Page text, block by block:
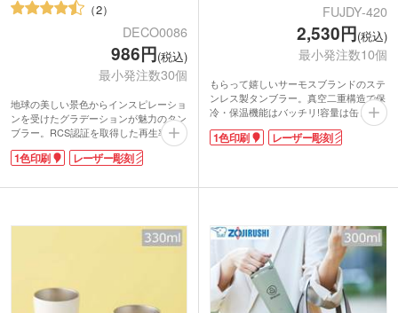
2
DECO0086
986円(税込)
最小発注数30個
地球の美しい景色からインスピレーショ
ンを受けたグラデーションが魅力のタン
ブラー。RCS認証を取得した再生率90%
のステンレスを採用しています。保冷温
効果を保つ真空二重構造。350ml容量で
表面にはオリジナル印刷が可能です。ワ
る回転シルク印刷は販促効果が高くオリ
ジナル性が上がります。高級感の出るレ
ィをお探しの方におすすめの商品です。
1色印刷 レーザー彫刻
FUJDY-420
2,530円(税込)
最小発注数10個
もらって嬉しいサーモスブランドのステ
ンレス製タンブラー。真空二重構造で保
冷・保温機能はバッチリ!容量は缶ビー
ルを入れて飲むのに程よい420mlサイ
ズ。ロゴや会社名を名入れ印刷したオリ
1色印刷 レーザー彫刻